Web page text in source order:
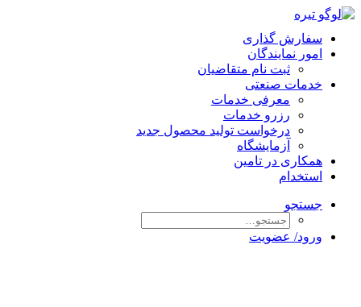
سفارش گذاری
امور نمایندگان
ثبت نام متقاضیان
خدمات صنعتی
معرفی خدمات
رزرو خدمات
درخواست تولید محصول جدید
آزمایشگاه
همکاری در تامین
استخدام
جستجو
ورود/ عضویت